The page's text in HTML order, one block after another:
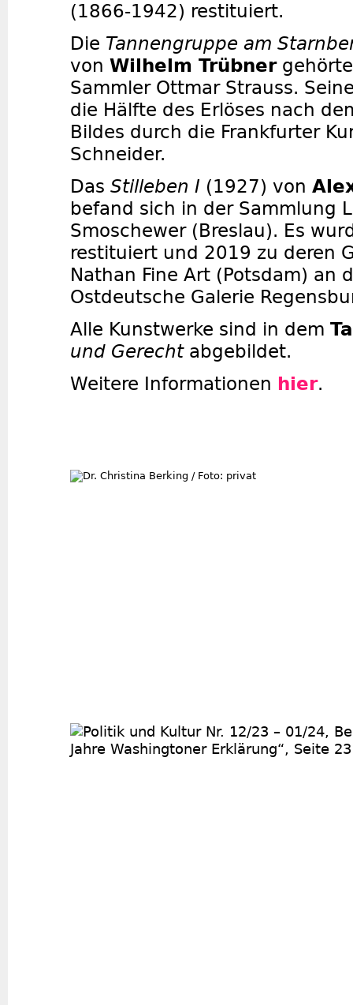
(1866-1942) restituiert.
Die Tannengruppe am
von Wilhelm Trübnergehörte
Sammler Ottmar Strauss.
die Hälfte des Erlöses nach
Bildes durch die Frankfurter
Schneider.
Das Stilleben I (1927) von
befand sich in der Sammlung
Smoschewer (Breslau). Es
restituiert und 2019 zu deren
Nathan Fine Art (Potsdam) an
Ostdeutsche Galerie
Alle Kunstwerke sind in dem
und Gerechtabgebildet.
Weitere Informationen hier.